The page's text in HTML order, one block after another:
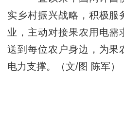
实乡村振兴战略，积极服
业，主动对接果农用电需
送到每位农户身边，为果
电力支撑。（文/图 陈军）